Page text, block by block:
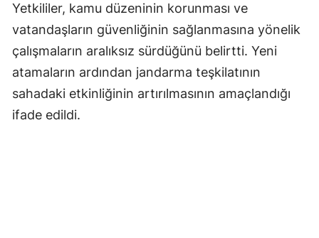
Uşak
Van
Yozgat
Zonguldak
Yetkililer, kamu düzeninin korunması ve
vatandaşların güvenliğinin sağlanmasına yönelik
çalışmaların aralıksız sürdüğünü belirtti. Yeni
atamaların ardından jandarma teşkilatının
sahadaki etkinliğinin artırılmasının amaçlandığı
ifade edildi.